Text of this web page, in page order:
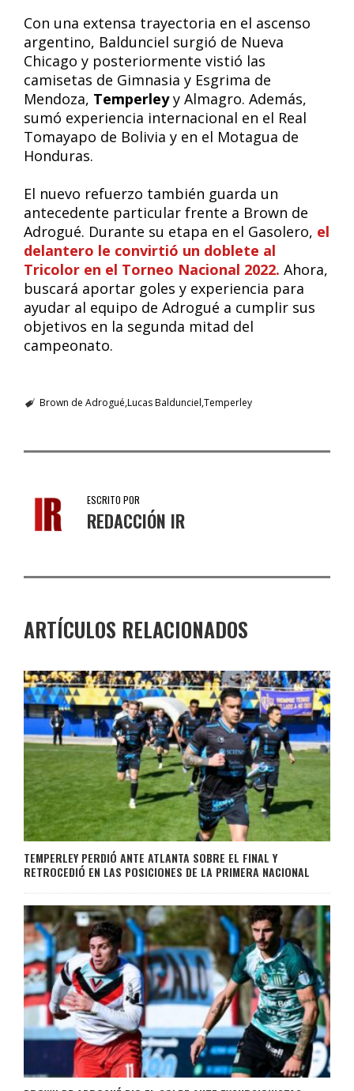
Con una extensa trayectoria en el ascenso
argentino, Baldunciel surgió de Nueva
Chicago y posteriormente vistió las
camisetas de Gimnasia y Esgrima de
Mendoza, Temperleyy Almagro. Además,
sumó experiencia internacional en el Real
Tomayapo de Bolivia y en el Motagua de
Honduras.
El nuevo refuerzo también guarda un
antecedente particular frente a Brown de
Adrogué. Durante su etapa en el Gasolero, el
delantero le convirtió un doblete al
Tricolor en el Torneo Nacional 2022. Ahora,
buscará aportar goles y experiencia para
ayudar al equipo de Adrogué a cumplir sus
objetivos en la segunda mitad del
campeonato.
Brown de Adrogué Lucas Baldunciel Temperley
ESCRITO POR
REDACCIÓN IR
ARTÍCULOS RELACIONADOS
TEMPERLEY PERDIÓ ANTE ATLANTA SOBRE EL FINAL Y
RETROCEDIÓ EN LAS POSICIONES DE LA PRIMERA NACIONAL